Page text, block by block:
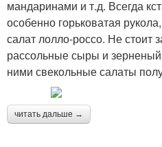
мандаринами и т.д. Всегда
особенно горьковатая
салат лолло-россо. Не стоит
рассольные сыры и
ними свекольные салаты
читать дальше →